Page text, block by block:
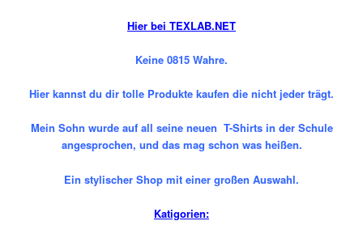
Hier bei TEXLAB.NET
Keine 0815 Wahre.
Hier kannst du dir tolle Produkte kaufen die nicht jeder trägt.
Mein Sohn wurde auf all seine neuen T-Shirts in der Schule
angesprochen, und das mag schon was heißen.
Ein stylischer Shop mit einer großen Auswahl.
Katigorien: